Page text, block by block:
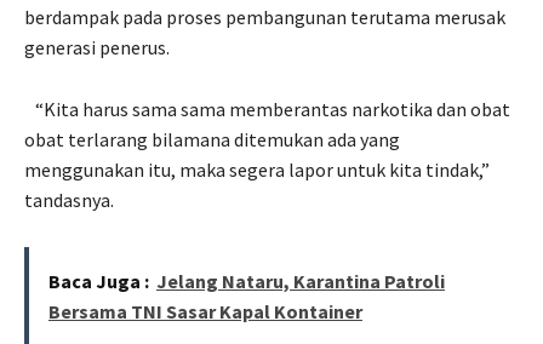
berdampak pada proses pembangunan terutama merusak
generasi penerus.
“Kita harus sama sama memberantas narkotika dan obat
obat terlarang bilamana ditemukan ada yang
menggunakan itu, maka segera lapor untuk kita tindak,”
tandasnya.
Baca Juga : Jelang Nataru, Karantina Patroli
Bersama TNI Sasar Kapal Kontainer